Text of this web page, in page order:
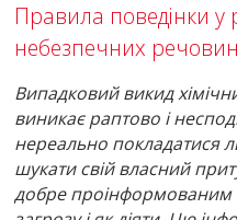
Правила поведінки у
небезпечних речовин
Випадковий викид
виникає раптово і
нереально покладатися
шукати свій власний
добре проінформованим